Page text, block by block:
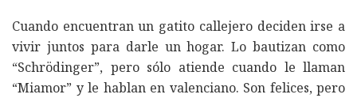
Cuando encuentran un gatito callejero deciden irse a
vivir juntos para darle un hogar. Lo bautizan como
“Schrödinger”, pero sólo atiende cuando le llaman
“Miamor” y le hablan en valenciano. Son felices, pero